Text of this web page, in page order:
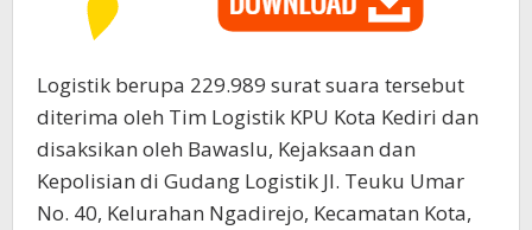
Logistik berupa 229.989 surat suara tersebut
diterima oleh Tim Logistik KPU Kota Kediri dan
disaksikan oleh Bawaslu, Kejaksaan dan
Kepolisian di Gudang Logistik Jl. Teuku Umar
No. 40, Kelurahan Ngadirejo, Kecamatan Kota,